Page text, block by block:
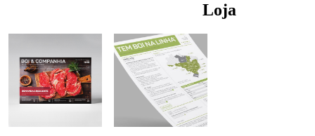
Loja